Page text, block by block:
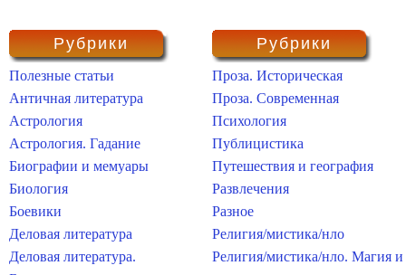
Рубрики
Полезные статьи
Античная литература
Астрология
Астрология. Гадание
Биографии и мемуары
Биология
Боевики
Деловая литература
Деловая литература.
Рубрики
Проза. Историческая
Проза. Современная
Психология
Публицистика
Путешествия и география
Развлечения
Разное
Религия/мистика/нло
Религия/мистика/нло. Магия и